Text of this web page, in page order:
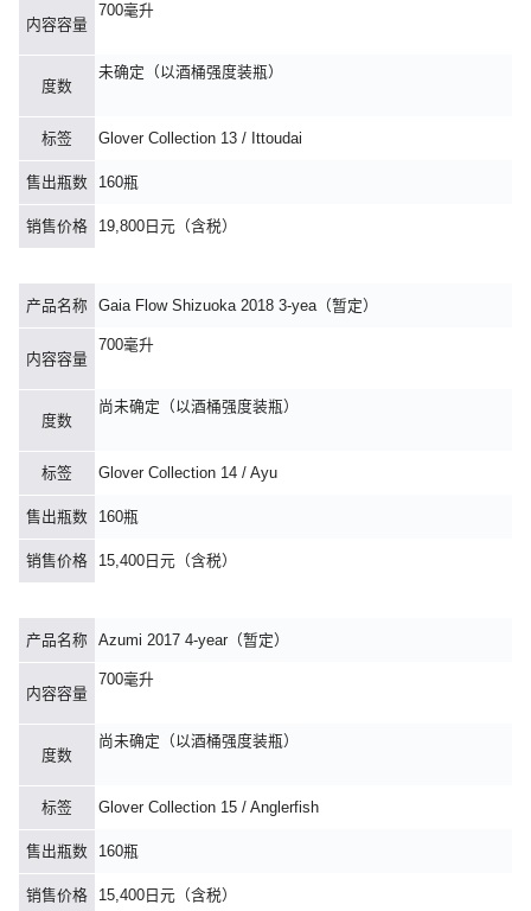
内容容量
700毫升
度数
未确定（以酒桶强度装瓶）
标签 Glover Collection 13 / Ittoudai
售出瓶数 160瓶
销售价格 19,800日元（含税）
产品名称 Gaia Flow Shizuoka 2018 3-yea（暂定）
内容容量
700毫升
度数
尚未确定（以酒桶强度装瓶）
标签 Glover Collection 14 / Ayu
售出瓶数 160瓶
销售价格 15,400日元（含税）
产品名称 Azumi 2017 4-year（暂定）
内容容量
700毫升
度数
尚未确定（以酒桶强度装瓶）
标签 Glover Collection 15 / Anglerfish
售出瓶数 160瓶
销售价格 15,400日元（含税）